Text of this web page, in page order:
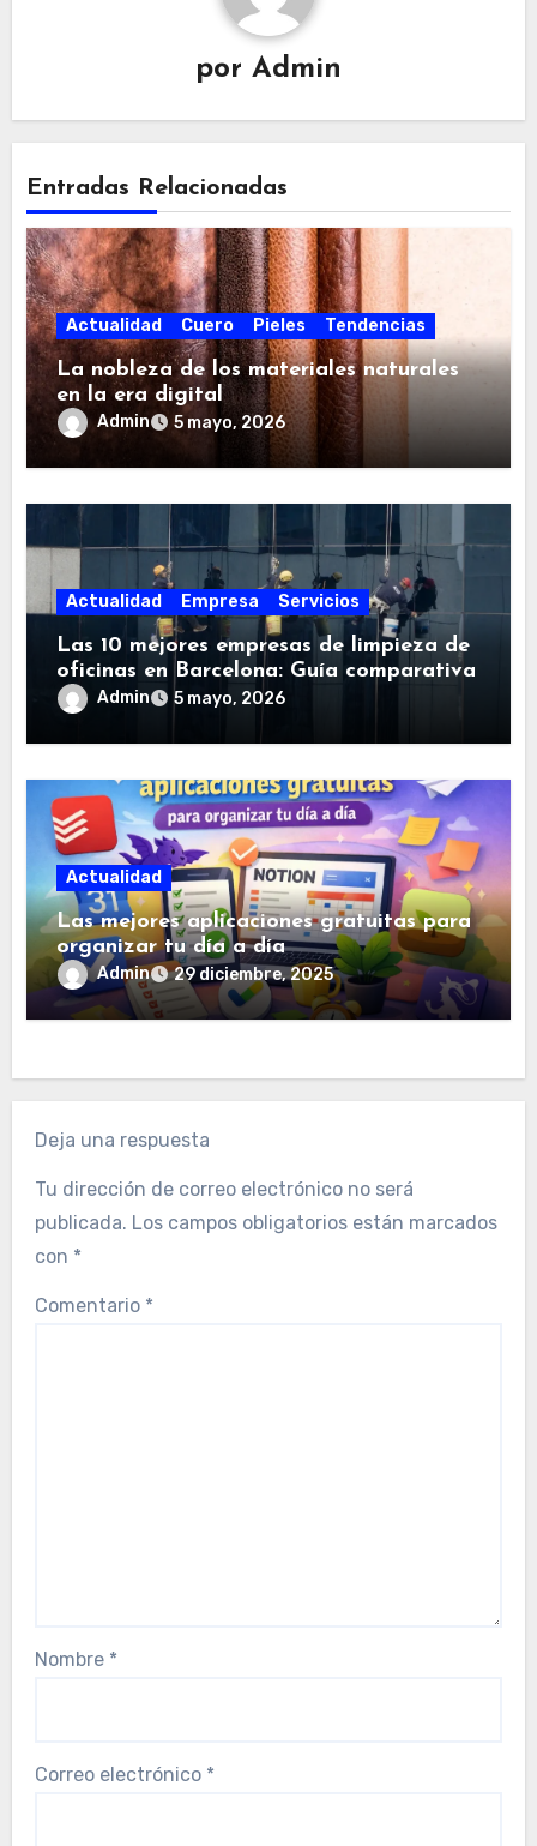
r
a
d
a
s
por Admin
Entradas Relacionadas
Actualidad Cuero Pieles Tendencias
La nobleza de los materiales naturales
en la era digital
Admin 5 mayo, 2026
Actualidad Empresa Servicios
Las 10 mejores empresas de limpieza de
oficinas en Barcelona: Guía comparativa
Admin 5 mayo, 2026
Actualidad
Las mejores aplicaciones gratuitas para
organizar tu día a día
Admin 29 diciembre, 2025
Deja una respuesta
Tu dirección de correo electrónico no será
publicada. Los campos obligatorios están marcados
con *
Comentario *
Nombre *
Correo electrónico *